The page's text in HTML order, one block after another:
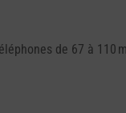
de 67 à